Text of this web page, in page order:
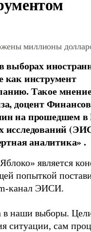
миллионы
выборах
как инструмент
Такое
доцент
на прошедшем
исследований
аналитика» .
является
попыткой
канал ЭИСИ.
в наши выборы.
ситуации, сам